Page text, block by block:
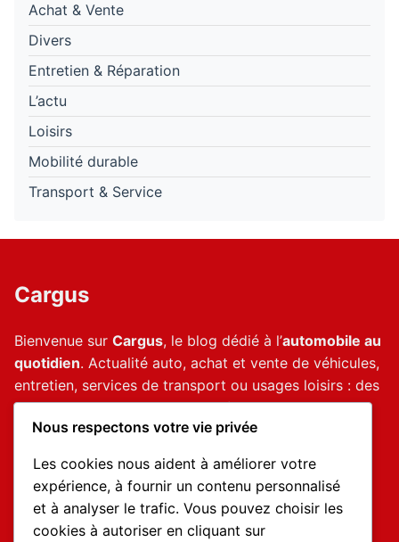
Achat & Vente
Divers
Entretien & Réparation
L’actu
Loisirs
Mobilité durable
Transport & Service
Cargus
Bienvenue sur Cargus, le blog dédié à l’automobile au
quotidien. Actualité auto, achat et vente de véhicules,
entretien, services de transport ou usages loisirs : des
contenus clairs et utiles pourmieux comprendre,
mieux choisir et mieux rouler.
Informations utiles
Nous respectons votre vie privée
Les cookies nous aident à améliorer votre
expérience, à fournir un contenu personnalisé
et à analyser le trafic. Vous pouvez choisir les
cookies à autoriser en cliquant sur